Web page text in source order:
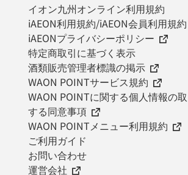
イオン九州オンライン利用規約
iAEON利用規約/iAEON会員利用規約
iAEONプライバシーポリシー
特定商取引に基づく表示
酒類販売管理者標識の掲示
WAON POINTサービス規約
WAON POINTに関する個人情報の
する同意事項
WAON POINTメニュー利用規約
ご利用ガイド
お問い合わせ
運営会社